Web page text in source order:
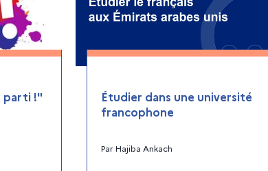
parti !"
Étudier dans une université
francophone
ParHajiba Ankach